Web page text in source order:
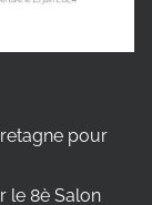
pour
le 8è Salon